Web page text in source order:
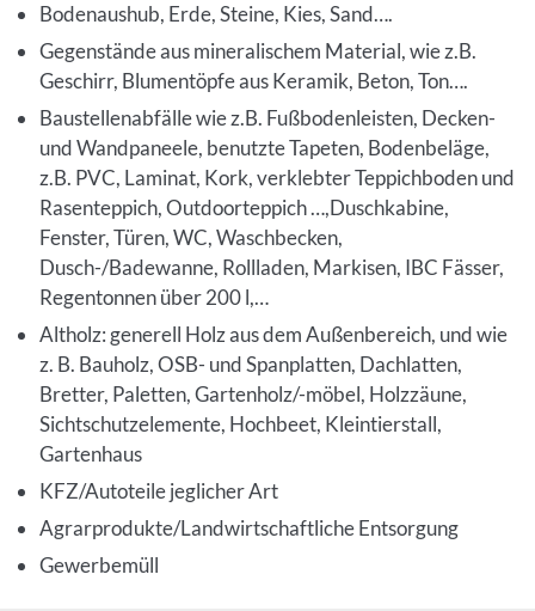
Bodenaushub, Erde, Steine, Kies, Sand….
Gegenstände aus mineralischem Material, wie z.B.
Geschirr, Blumentöpfe aus Keramik, Beton, Ton….
Baustellenabfälle wie z.B. Fußbodenleisten, Decken-
und Wandpaneele, benutzte Tapeten, Bodenbeläge,
z.B. PVC, Laminat, Kork, verklebter Teppichboden und
Rasenteppich, Outdoorteppich …,Duschkabine,
Fenster, Türen, WC, Waschbecken,
Dusch-/Badewanne, Rollladen, Markisen, IBC Fässer,
Regentonnen über 200 l,…
Altholz: generell Holz aus dem Außenbereich, und wie
z. B. Bauholz, OSB- und Spanplatten, Dachlatten,
Bretter, Paletten, Gartenholz/-möbel, Holzzäune,
Sichtschutzelemente, Hochbeet, Kleintierstall,
Gartenhaus
KFZ/Autoteile jeglicher Art
Agrarprodukte/Landwirtschaftliche Entsorgung
Gewerbemüll